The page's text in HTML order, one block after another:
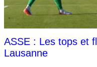
ASSE : Les tops et
Lausanne